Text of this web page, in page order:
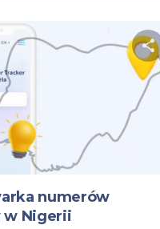
numerów
Nigerii